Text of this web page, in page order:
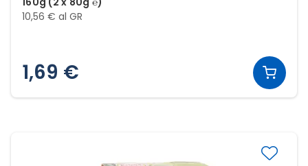
10,56 € al GR
1,69 €